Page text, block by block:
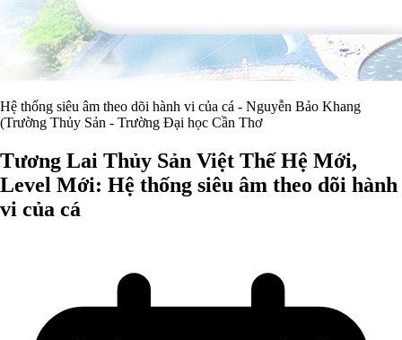
Hệ thống siêu âm theo dõi hành vi của cá - Nguyễn Bảo Khang
(Trường Thủy Sản - Trường Đại học Cần Thơ
Tương Lai Thủy Sản Việt Thế Hệ Mới,
Level Mới: Hệ thống siêu âm theo dõi hành
vi của cá